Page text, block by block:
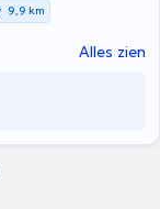
9,9 km
Alles zien